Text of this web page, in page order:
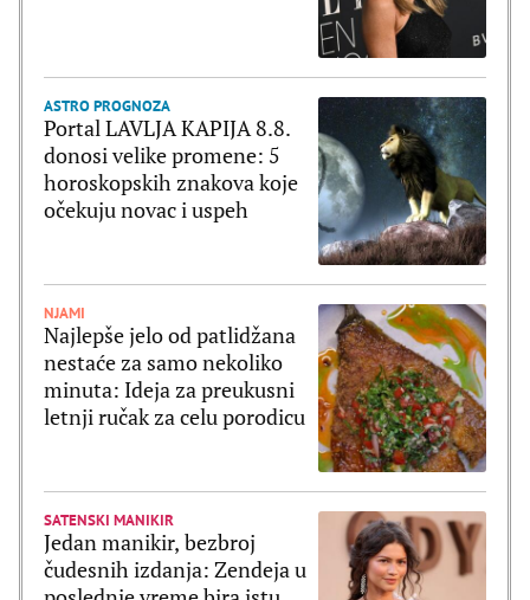
ASTRO PROGNOZA
Portal LAVLJA KAPIJA 8.8.
donosi velike promene: 5
horoskopskih znakova koje
očekuju novac i uspeh
NJAMI
Najlepše jelo od patlidžana
nestaće za samo nekoliko
minuta: Ideja za preukusni
letnji ručak za celu porodicu
SATENSKI MANIKIR
Jedan manikir, bezbroj
čudesnih izdanja: Zendeja u